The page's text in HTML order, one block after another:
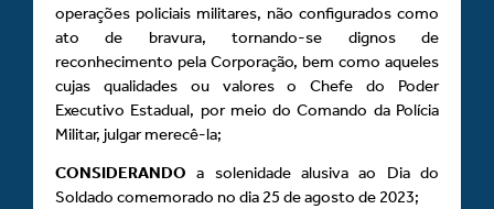
operações policiais militares, não configurados como
ato de bravura, tornando-se dignos de
reconhecimento pela Corporação, bem como aqueles
cujas qualidades ou valores o Chefe do Poder
Executivo Estadual, por meio do Comando da Polícia
Militar, julgar merecê-la;
CONSIDERANDO a solenidade alusiva ao Dia do
Soldado comemorado no dia 25 de agosto de 2023;